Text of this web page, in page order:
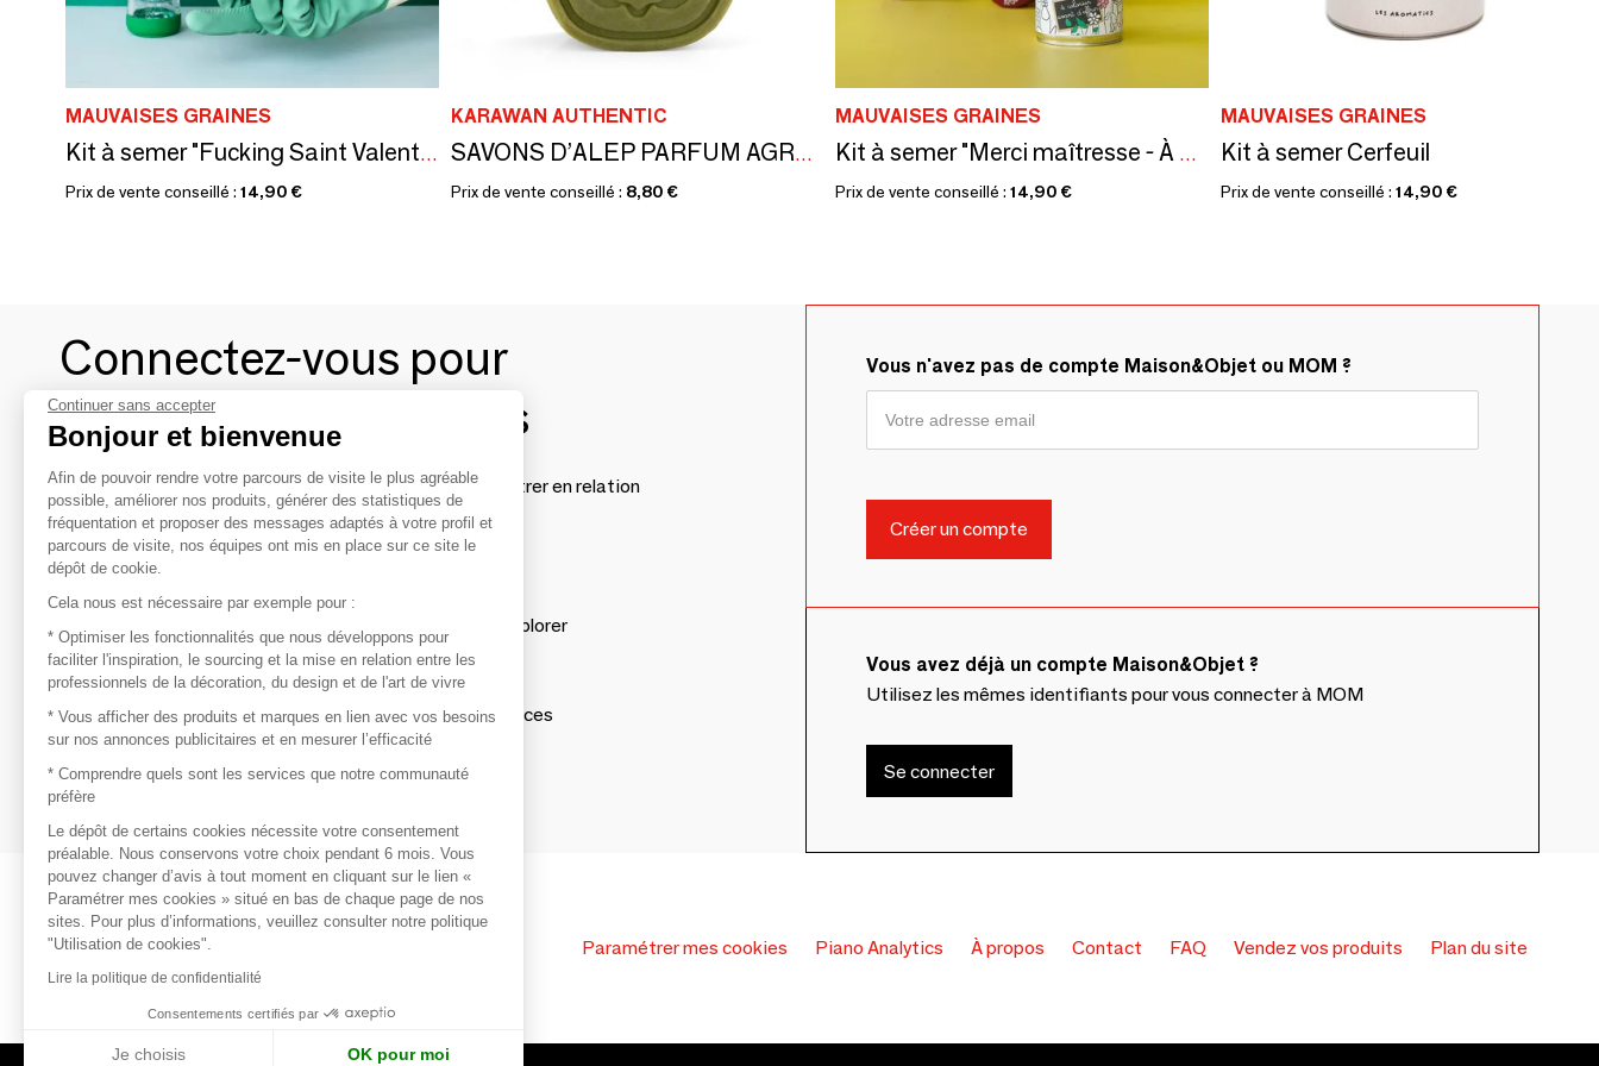
MAUVAISES GRAINES
Kit à semer "Fucking Saint Valentin"Fabriqué en France
Prix de vente conseillé : 14,90 €
KARAWAN AUTHENTIC
SAVONS D’ALEP PARFUM AGRUMES - ÉCRINS DORÉS À L’OR CHAUD - ISKENDAR
Prix de vente conseillé : 8,80 €
MAUVAISES GRAINES
Kit à semer "Merci maîtresse - À colorier" Fabriqué en France
Prix de vente conseillé : 14,90 €
MAUVAISES GRAINES
Kit à semer Cerfeuil
Prix de vente conseillé : 14,90 €
Connectez-vous pour
contacter les marques
Afin de profiter au mieux de l'expérience MOM et de rentrer en relation
avec vos marques préférées, créez-vous un compte.
Découvrir
Les produits de milliers de fournisseurs à explorer
S'inspirer
Inspiration et sélections de produits tendances
Contacter
Vous n'avez pas de compte Maison&Objet ou MOM ?
Vous avez déjà un compte Maison&Objet ?
Utilisez les mêmes identifiants pour vous connecter à MOM
Se connecter
Paramétrer mes cookies Piano Analytics À propos Contact FAQ Vendez vos produits Plan du site
Continuer sans accepter
Bonjour et bienvenue
Afin de pouvoir rendre votre parcours de visite le plus agréable
possible, améliorer nos produits, générer des statistiques de
fréquentation et proposer des messages adaptés à votre profil et
parcours de visite, nos équipes ont mis en place sur ce site le
dépôt de cookie.
Cela nous est nécessaire par exemple pour :
* Optimiser les fonctionnalités que nous développons pour
faciliter l'inspiration, le sourcing et la mise en relation entre les
professionnels de la décoration, du design et de l'art de vivre
* Vous afficher des produits et marques en lien avec vos besoins
sur nos annonces publicitaires et en mesurer l’efficacité
* Comprendre quels sont les services que notre communauté
préfère
Le dépôt de certains cookies nécessite votre consentement
préalable. Nous conservons votre choix pendant 6 mois. Vous
pouvez changer d’avis à tout moment en cliquant sur le lien «
Paramétrer mes cookies » situé en bas de chaque page de nos
sites. Pour plus d’informations, veuillez consulter notre politique
"Utilisation de cookies".
Lire la politique de confidentialité
Consentements certifiés par
Je choisis OK pour moi